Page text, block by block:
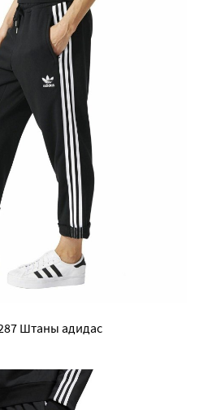
Штаны адидас